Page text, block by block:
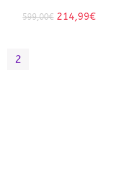
599,00€ El
214,99€El
2